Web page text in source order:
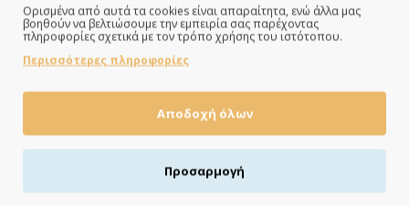
Διαστάσεις:16.00cm x 21.20cm x 0.20cm
1.40€
Ορισμένα από αυτά τα cookies είναι απαραίτητα, ενώ άλλα μας
βοηθούν να βελτιώσουμε την εμπειρία σας παρέχοντας
πληροφορίες σχετικά με τον τρόπο χρήσης του ιστότοπου.
Περισσότερες πληροφορίες
Αποδοχή όλων
Προσαρμογή